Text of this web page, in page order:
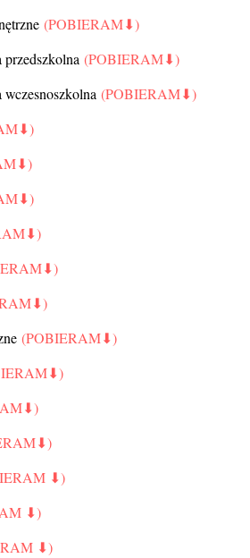
(POBIERAM⬇)
przedszkolna(POBIERAM⬇)
wczesnoszkolna(POBIERAM⬇)
(POBIERAM⬇)
⬇)
⬇)
⬇)